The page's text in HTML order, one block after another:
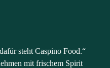
steht Caspino Food.“
mit frischem Spirit